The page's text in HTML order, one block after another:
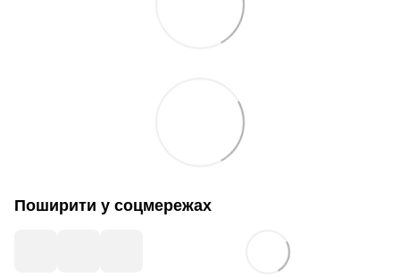
Поширити у соцмережах